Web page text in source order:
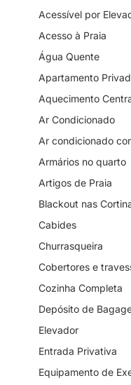
Acessível por
Acesso à Praia
Água Quente
Apartamento
Aquecimento
Ar Condicionado
Ar condicionado
Armários no quarto
Artigos de Praia
Blackout nas
Cabides
Churrasqueira
Cobertores e
Cozinha Completa
Depósito de
Elevador
Entrada Privativa
Equipamento de